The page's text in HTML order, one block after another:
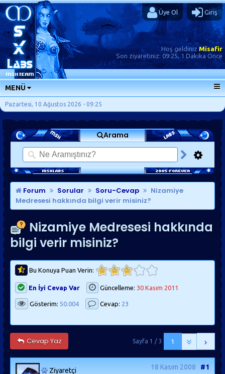
Üye Ol Giriş
Hoş geldinizMisafir
Son ziyaretiniz: 09:25, 1 Dakika Önce
MENÜ
ANA SAYFA
FORUMLAR
SORU-CEVAP
GÜNLÜKLER
SON MESAJLAR
KISAYOLLAR
Pazartesi, 10 Ağustos 2026 - 09:25
Arama
Forum Sorular Soru-Cevap
Nizamiye
Medresesi hakkında bilgi verir misiniz?
Nizamiye Medresesi hakkında
bilgi verir misiniz?
Bu Konuya Puan Verin:
En İyi Cevap Var Güncelleme: 30 Kasım 2011
Gösterim: 50.004 Cevap: 23
Cevap Yaz 1
Sayfa 1 / 3
Ziyaretçi 18 Kasım 2008 #1